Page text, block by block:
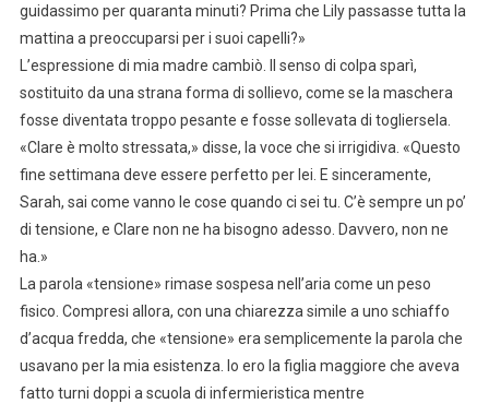
guidassimo per quaranta minuti? Prima che Lily passasse tutta la
mattina a preoccuparsi per i suoi capelli?»
L’espressione di mia madre cambiò. Il senso di colpa sparì,
sostituito da una strana forma di sollievo, come se la maschera
fosse diventata troppo pesante e fosse sollevata di togliersela.
«Clare è molto stressata,» disse, la voce che si irrigidiva. «Questo
fine settimana deve essere perfetto per lei. E sinceramente,
Sarah, sai come vanno le cose quando ci sei tu. C’è sempre un po’
di tensione, e Clare non ne ha bisogno adesso. Davvero, non ne
ha.»
La parola «tensione» rimase sospesa nell’aria come un peso
fisico. Compresi allora, con una chiarezza simile a uno schiaffo
d’acqua fredda, che «tensione» era semplicemente la parola che
usavano per la mia esistenza. Io ero la figlia maggiore che aveva
fatto turni doppi a scuola di infermieristica mentre